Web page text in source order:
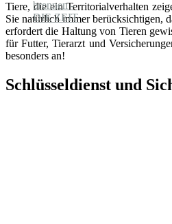
Tiere, die ein Territorialverhalten
Sie natürlich immer berücksichtigen,
erfordert die Haltung von Tieren
für Futter, Tierarzt und
besonders an!
Schlüsseldienst und